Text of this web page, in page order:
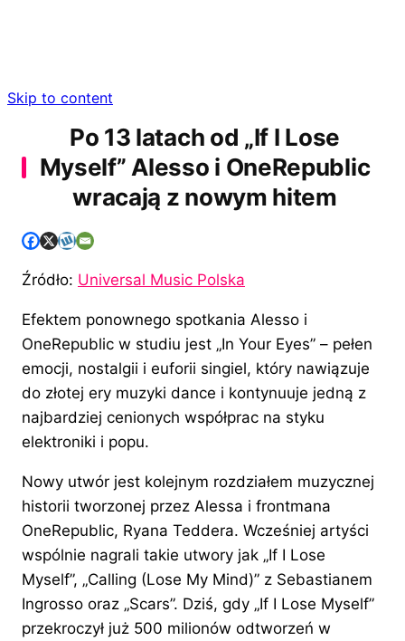
Skip to content
Po 13 latach od „If I Lose
Myself” Alesso i OneRepublic
wracają z nowym hitem
Źródło: Universal Music Polska
Efektem ponownego spotkania Alesso i
OneRepublic w studiu jest „In Your Eyes” – pełen
emocji, nostalgii i euforii singiel, który nawiązuje
do złotej ery muzyki dance i kontynuuje jedną z
najbardziej cenionych współprac na styku
elektroniki i popu.
Nowy utwór jest kolejnym rozdziałem muzycznej
historii tworzonej przez Alessa i frontmana
OneRepublic, Ryana Teddera. Wcześniej artyści
wspólnie nagrali takie utwory jak „If I Lose
Myself”, „Calling (Lose My Mind)” z Sebastianem
Ingrosso oraz „Scars”. Dziś, gdy „If I Lose Myself”
przekroczył już 500 milionów odtworzeń w